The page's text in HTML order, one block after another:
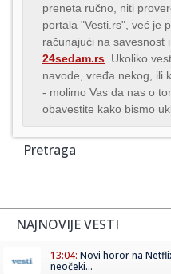
preneta ručno, niti
portala "Vesti.rs", već je
računajući na savesnost
24sedam.rs . Ukoliko
navode, vređa nekog, ili
- molimo Vas da nas o
obavestite kako bismo
Pretraga
NAJNOVIJE VESTI
13:04: Novi horor na
neočeki...